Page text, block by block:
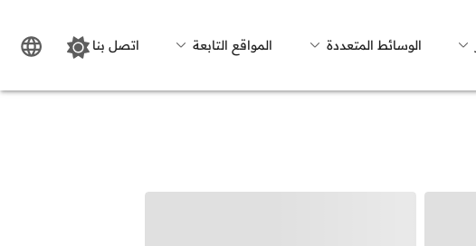
الوسائط المتعددة المواقع التابعة اتصل بنا